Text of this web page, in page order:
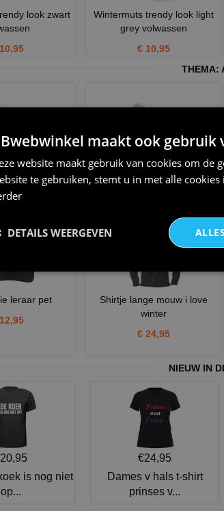
look zwart
Wintermuts trendy look light
grey volwassen
€ 10,95
THEMA:
trendy look
volwassen
Wintermutsen stijlvol klassieke
voor volwassen mil
leraar pet
Shirtje lange mouw i love
winter
€ 24,95
NIEUW IN
is nog niet
op...
€24,95
Dames v hals t-shirt
prinses v...
maakt ook gebruik
website maakt gebruik van cookies om de
te gebruiken, stemt u in met alle
DETAILS WEERGEVEN